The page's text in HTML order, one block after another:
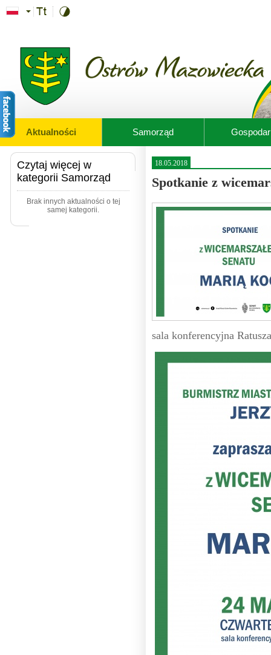
Przejdź do treści
Aktualności Samorząd
Czytaj więcej w
kategorii Samorząd
Brak innych aktualności o tej
samej kategorii.
18.05.2018
Spotkanie z
sala konferencyjna